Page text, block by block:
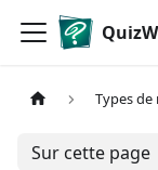
Types de
Sur cette page